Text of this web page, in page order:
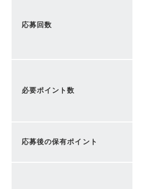
応募回数
必要ポイント数
応募後の保有ポイント